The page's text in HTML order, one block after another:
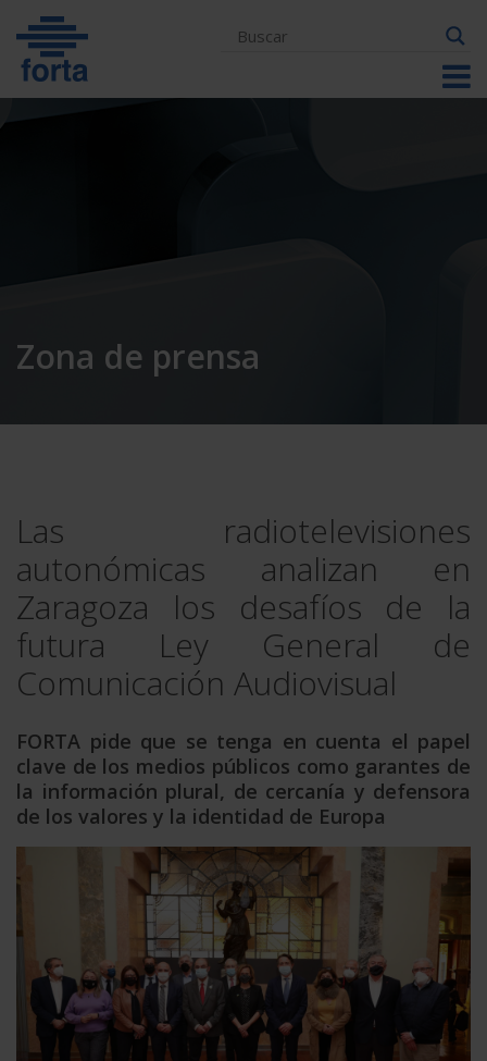
content
Zona de prensa
Las radiotelevisiones
autonómicas analizan en
Zaragoza los desafíos de la
futura Ley General de
Comunicación Audiovisual
FORTA pide que se tenga en cuenta el papel
clave de los medios públicos como garantes de
la información plural, de cercanía y defensora
de los valores y la identidad de Europa